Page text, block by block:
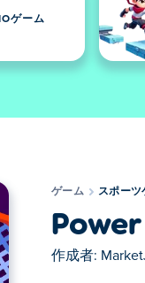
ゲーム
ゲーム スポーツ
作成者: